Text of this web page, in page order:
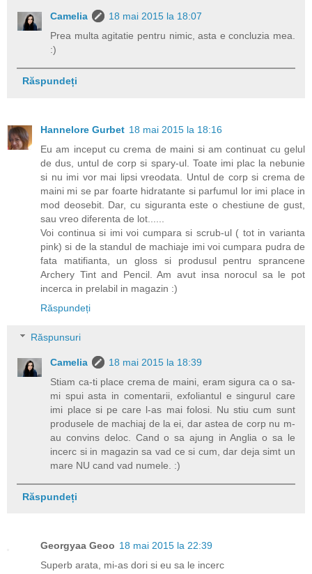
Camelia
18 mai 2015 la 18:07
Prea multa agitatie pentru nimic, asta e concluzia mea.
:)
Răspundeți
Hannelore Gurbet 18 mai 2015 la 18:16
Eu am inceput cu crema de maini si am continuat cu gelul
de dus, untul de corp si spary-ul. Toate imi plac la nebunie
si nu imi vor mai lipsi vreodata. Untul de corp si crema de
maini mi se par foarte hidratante si parfumul lor imi place in
mod deosebit. Dar, cu siguranta este o chestiune de gust,
sau vreo diferenta de lot......
Voi continua si imi voi cumpara si scrub-ul ( tot in varianta
pink) si de la standul de machiaje imi voi cumpara pudra de
fata matifianta, un gloss si produsul pentru sprancene
Archery Tint and Pencil. Am avut insa norocul sa le pot
incerca in prelabil in magazin :)
Răspundeți
Răspunsuri
Camelia
18 mai 2015 la 18:39
Stiam ca-ti place crema de maini, eram sigura ca o sa-
mi spui asta in comentarii, exfoliantul e singurul care
imi place si pe care l-as mai folosi. Nu stiu cum sunt
produsele de machiaj de la ei, dar astea de corp nu m-
au convins deloc. Cand o sa ajung in Anglia o sa le
incerc si in magazin sa vad ce si cum, dar deja simt un
mare NU cand vad numele. :)
Răspundeți
Georgyaa Geoo 18 mai 2015 la 22:39
Superb arata, mi-as dori si eu sa le incerc